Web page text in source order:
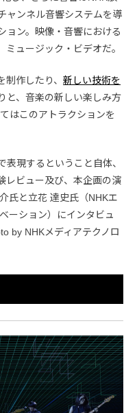
ャンネル音響システムを導
ョン。映像・音響における
ュージック・ビデオだ。
制作したり、 新しい技術を
と、音楽の新しい楽しみ方
はこのアトラクションを
表現するということ自体、
レビュー及び、本企画の演
氏と立花 達史氏（NHKエ
ーション）にインタビュ
by NHKメディアテクノロ